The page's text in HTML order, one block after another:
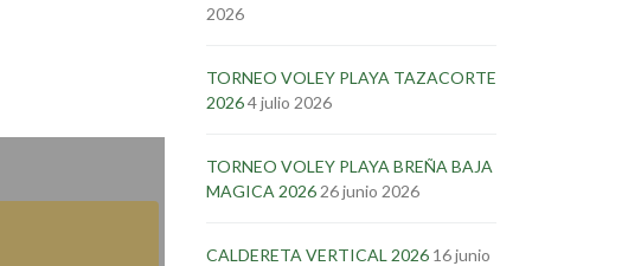
2026
TORNEO VOLEY PLAYA TAZACORTE
20264 julio 2026
TORNEO VOLEY PLAYA BREÑA BAJA
MAGICA 2026 26 junio 2026
CALDERETA VERTICAL 2026 16 junio